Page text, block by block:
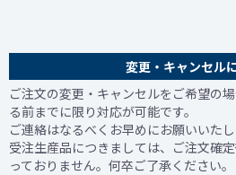
変更・キャンセル
ご注文の変更・キャンセルをご希望の
る前までに限り対応が可能です。
ご連絡はなるべくお早めにお願いいたし
受注生産品につきましては、ご注文確
っておりません。何卒ご了承ください。